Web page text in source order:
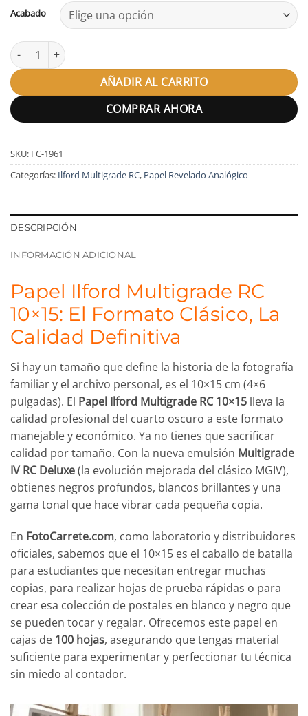
Acabado
Ilford Multigrade RC 10X15 cantidad
AÑADIR AL CARRITO
COMPRAR AHORA
SKU: FC-1961
Categorías: Ilford Multigrade RC, Papel Revelado Analógico
DESCRIPCIÓN
INFORMACIÓN ADICIONAL
Papel Ilford Multigrade RC
10×15: El Formato Clásico, La
Calidad Definitiva
Si hay un tamaño que define la historia de la fotografía
familiar y el archivo personal, es el 10×15 cm (4×6
pulgadas). El Papel Ilford Multigrade RC 10×15 lleva la
calidad profesional del cuarto oscuro a este formato
manejable y económico. Ya no tienes que sacrificar
calidad por tamaño. Con la nueva emulsión Multigrade
IV RC Deluxe(la evolución mejorada del clásico MGIV),
obtienes negros profundos, blancos brillantes y una
gama tonal que hace vibrar cada pequeña copia.
En FotoCarrete.com, como laboratorio y distribuidores
oficiales, sabemos que el 10×15 es el caballo de batalla
para estudiantes que necesitan entregar muchas
copias, para realizar hojas de prueba rápidas o para
crear esa colección de postales en blanco y negro que
se pueden tocar y regalar. Ofrecemos este papel en
cajas de 100 hojas, asegurando que tengas material
suficiente para experimentar y perfeccionar tu técnica
sin miedo al contador.